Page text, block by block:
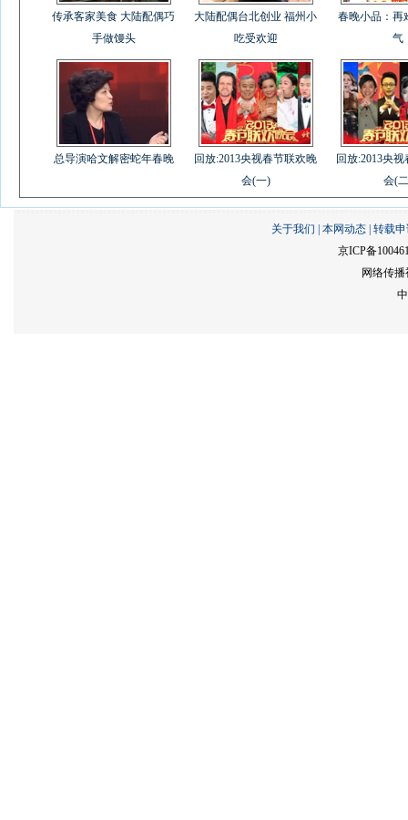
传承客家美食 大陆配偶巧
手做馒头
大陆配偶台北创业 福州小
吃受欢迎
春晚小品：再
气
总导演哈文解密蛇年春晚 回放:2013央视春节联欢晚
会(一)
回放:2013央
会(
关于我们 本网动态 转载
京ICP备
网络传